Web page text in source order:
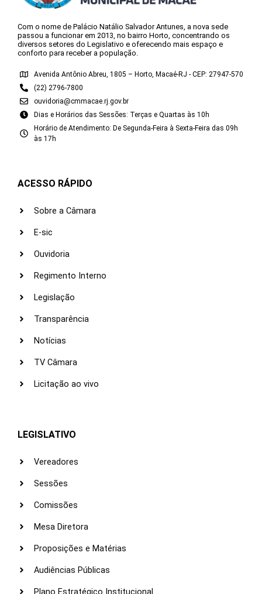
Com o nome de Palácio Natálio Salvador Antunes, a nova sede
passou a funcionar em 2013, no bairro Horto, concentrando os
diversos setores do Legislativo e oferecendo mais espaço e
conforto para receber a população.
Avenida Antônio Abreu, 1805 – Horto, Macaé-RJ - CEP: 27947-570
(22) 2796-7800
ouvidoria@cmmacae.rj.gov.br
Dias e Horários das Sessões: Terças e Quartas às 10h
Horário de Atendimento: De Segunda-Feira à Sexta-Feira das 09h
às 17h
ACESSO RÁPIDO
Sobre a Câmara
E-sic
Ouvidoria
Regimento Interno
Legislação
Transparência
Notícias
TV Câmara
Licitação ao vivo
LEGISLATIVO
Vereadores
Sessões
Comissões
Mesa Diretora
Proposições e Matérias
Audiências Públicas
Plano Estratégico Institucional